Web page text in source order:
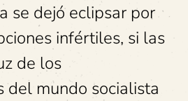
se dejó eclipsar por
infértiles, si las
de los
del mundo socialista